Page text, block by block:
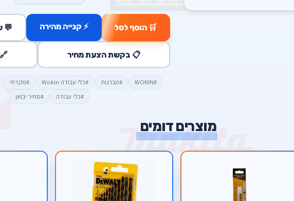
🛒 הוסף לסל ⚡ קנייה מהירה 💬
📋 בקשת הצעת מחיר
#WOKIN #מברגות #כלי עבודה Wokin #מקדחי
#כלי עבודה
#מחיר יבואן
מוצרים דומים